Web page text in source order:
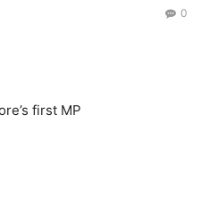
0
first MP